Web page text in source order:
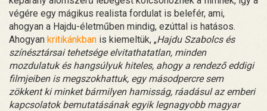
végére egy mágikus realista fordulat is belefér, ami,
ahogyan a Hajdu-életműben mindig, ezúttal is hatásos.
Ahogyan kritikánkban is kiemeltük, „Hajdu Szabolcs és
színésztársai tehetsége elvitathatatlan, minden
mozdulatuk és hangsúlyuk hiteles, ahogy a rendező eddigi
filmjeiben is megszokhattuk, egy másodpercre sem
zökkent ki minket bármilyen hamisság, ráadásul az emberi
kapcsolatok bemutatásának egyik legnagyobb magyar